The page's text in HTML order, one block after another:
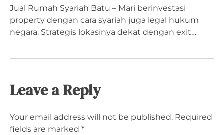
Jual Rumah Syariah Batu – Mari berinvestasi
property dengan cara syariah juga legal hukum
negara. Strategis lokasinya dekat dengan exit…
Leave a Reply
Your email address will not be published. Required
fields are marked *